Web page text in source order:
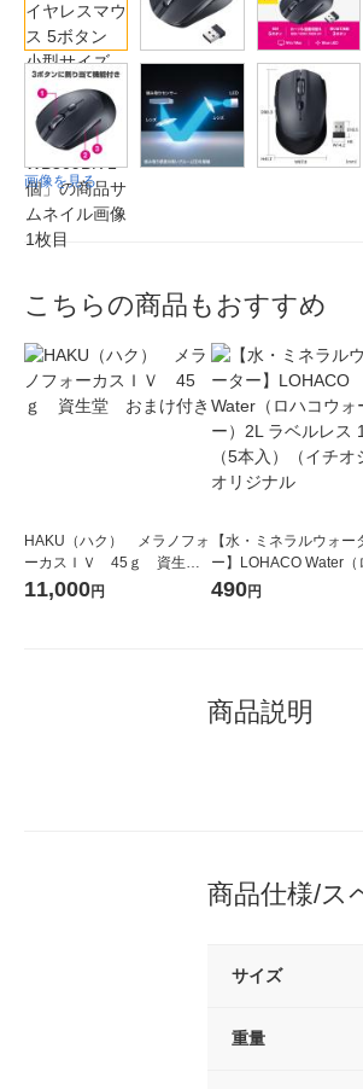
画像を見る
こちらの商品もおすすめ
HAKU（ハク） メラノフォ
ーカスＩＶ 45ｇ 資生
堂 おまけ付き
11,000円
【水・ミネラルウォー
ー】LOHACO Water（
コウォーター）2L ラベ
490円
商品説明
商品仕様/ス
サイズ
重量